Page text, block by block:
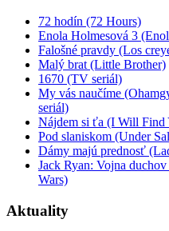
72 hodín (72 Hours)
Enola Holmesová 3
Falošné pravdy (Los
Malý brat (Little Brother)
1670 (TV seriál)
My vás naučíme
seriál)
Nájdem si ťa (I Will Find
Pod slaniskom (Under
Dámy majú prednosť
Jack Ryan: Vojna
Wars)
Aktuality